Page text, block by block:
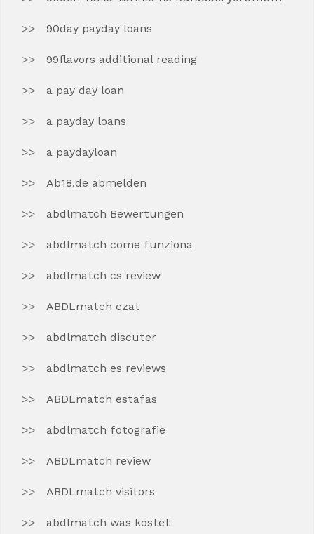
90day payday loans
99flavors additional reading
a pay day loan
a payday loans
a paydayloan
Ab18.de abmelden
abdlmatch Bewertungen
abdlmatch come funziona
abdlmatch cs review
ABDLmatch czat
abdlmatch discuter
abdlmatch es reviews
ABDLmatch estafas
abdlmatch fotografie
ABDLmatch review
ABDLmatch visitors
abdlmatch was kostet